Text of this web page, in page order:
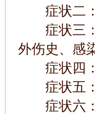
症状二：
症状三：
外伤史、感
症状四：
症状五：
症状六：